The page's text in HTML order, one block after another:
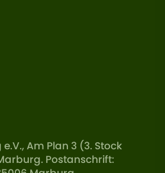
Am Plan 3 (3. Stock
Postanschrift: